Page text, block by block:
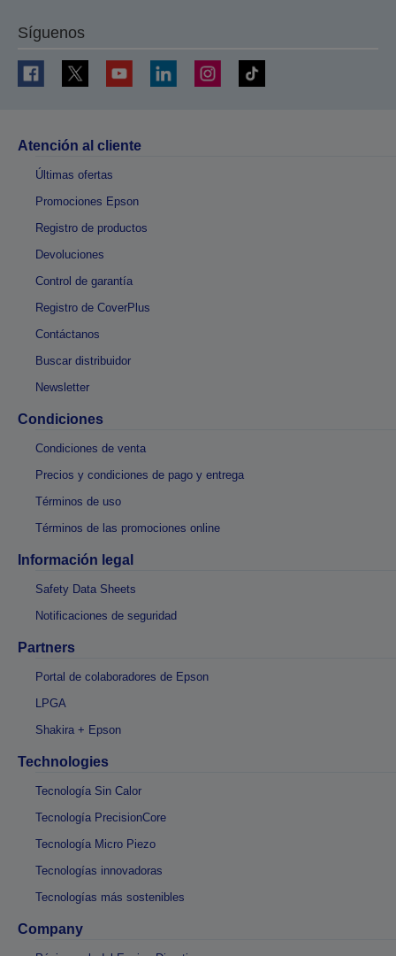
Síguenos
Atención al cliente
Últimas ofertas
Promociones Epson
Registro de productos
Devoluciones
Control de garantía
Registro de CoverPlus
Contáctanos
Buscar distribuidor
Newsletter
Condiciones
Condiciones de venta
Precios y condiciones de pago y entrega
Términos de uso
Términos de las promociones online
Información legal
Safety Data Sheets
Notificaciones de seguridad
Partners
Portal de colaboradores de Epson
LPGA
Shakira + Epson
Technologies
Tecnología Sin Calor
Tecnología PrecisionCore
Tecnología Micro Piezo
Tecnologías innovadoras
Tecnologías más sostenibles
Company